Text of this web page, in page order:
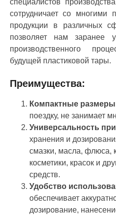
специалистов
сотрудничает со многими
продукции в различных
позволяет нам заранее
производственного
будущей пластиковой тары.
Преимущества:
Компактные
поездку, не занимает
Универсальность
хранения и
смазки, масла, флюса,
косметики, красок и
средств.
Удобство
обеспечивает
дозирование,